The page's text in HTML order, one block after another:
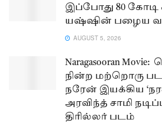
இப்போது 80 கோடி
யஷ்ஷின் பழைய
AUGUST 5, 2026
Naragasooran
நின்ற மற்றொரு
நரேன் இயக்கிய
அரவிந்த் சாமி
திரில்லர் படம்